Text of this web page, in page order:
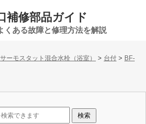
補修部品ガイド
くある故障と修理方法を解説
サーモスタット混合水栓（浴室） > 台付 > BF-